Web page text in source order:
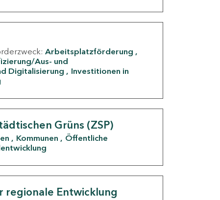
Arbeitsplatzförderung
Aus- und
Digitalisierung
Investitionen in
Grüns (ZSP)
Kommunen
Öffentliche
Entwicklung